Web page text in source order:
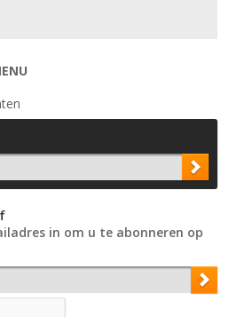
in om u te abonneren op